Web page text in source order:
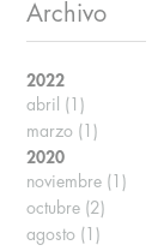
Archivo
2022
abril (1)
marzo (1)
2020
noviembre (1)
octubre (2)
agosto (1)